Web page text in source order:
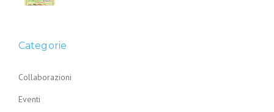
Categorie
Collaborazioni
Eventi